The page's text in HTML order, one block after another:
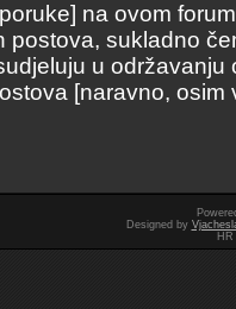
na ovom
postova, sukladno
u
[naravno, osim
Designed by